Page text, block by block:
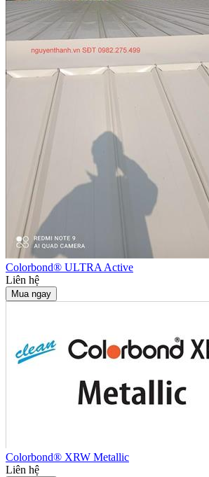
Colorbond® ULTRA Active
Liên hệ
Mua ngay
Colorbond® XRW Metallic
Liên hệ